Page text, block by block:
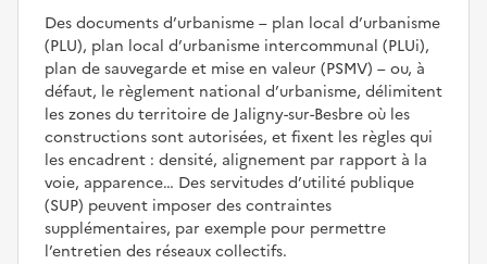
Des documents d’urbanisme – plan local d’urbanisme
(PLU), plan local d’urbanisme intercommunal (PLUi),
plan de sauvegarde et mise en valeur (PSMV) – ou, à
défaut, le règlement national d’urbanisme, délimitent
les zones du territoire de Jaligny-sur-Besbre où les
constructions sont autorisées, et fixent les règles qui
les encadrent : densité, alignement par rapport à la
voie, apparence… Des servitudes d’utilité publique
(SUP) peuvent imposer des contraintes
supplémentaires, par exemple pour permettre
l’entretien des réseaux collectifs.